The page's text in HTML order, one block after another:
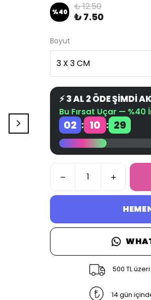
%40 ₺ 12.50
₺ 7.50
Boyut
⚡ 3 AL 2 ÖDE ŞİMDİ
Bu Fırsat Uçar — %40
02 : 10 : 28
500 TL
14 gün